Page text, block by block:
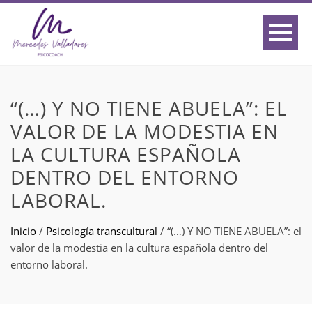
“(…) Y NO TIENE ABUELA”: EL
VALOR DE LA MODESTIA EN
LA CULTURA ESPAÑOLA
DENTRO DEL ENTORNO
LABORAL.
Inicio / Psicología transcultural / “(…) Y NO TIENE ABUELA”: el
valor de la modestia en la cultura española dentro del
entorno laboral.